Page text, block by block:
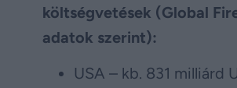
költségvetések (Global
adatok szerint):
USA – kb. 831 milliárd